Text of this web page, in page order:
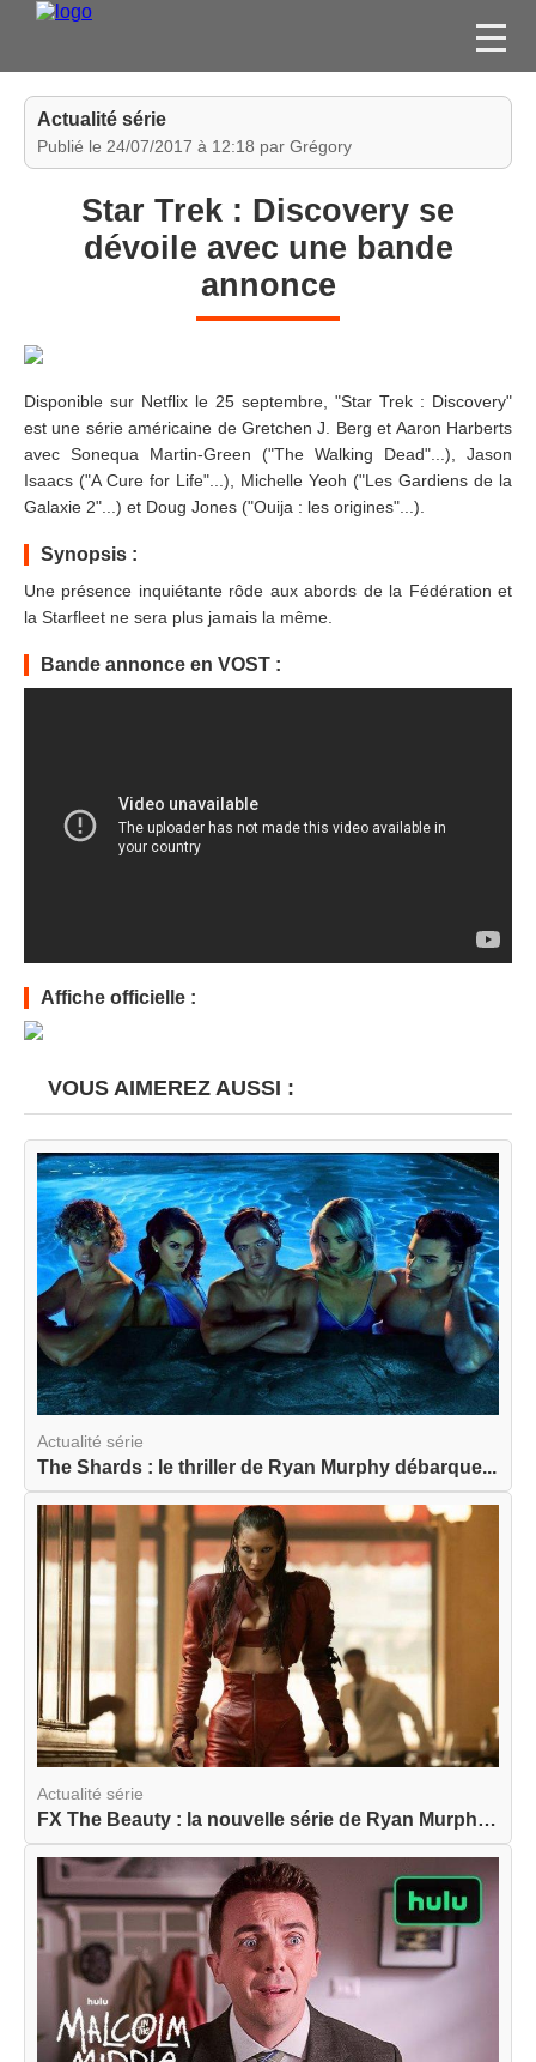
FILMS
JEUX VIDÉO
CONCOURS
MEMBRE
Actualité série
Publié le 24/07/2017 à 12:18 par Grégory
Star Trek : Discovery se
dévoile avec une bande
annonce
Disponible sur Netflix le 25 septembre, "Star Trek : Discovery"
est une série américaine de Gretchen J. Berg et Aaron Harberts
avec Sonequa Martin-Green ("The Walking Dead"...), Jason
Isaacs ("A Cure for Life"...), Michelle Yeoh ("Les Gardiens de la
Galaxie 2"...) et Doug Jones ("Ouija : les origines"...).
Synopsis :
Une présence inquiétante rôde aux abords de la Fédération et
la Starfleet ne sera plus jamais la même.
Bande annonce en VOST :
Affiche officielle :
VOUS AIMEREZ AUSSI :
Actualité série
The Shards : le thriller de Ryan Murphy débarque...
Actualité série
FX The Beauty : la nouvelle série de Ryan Murphy...